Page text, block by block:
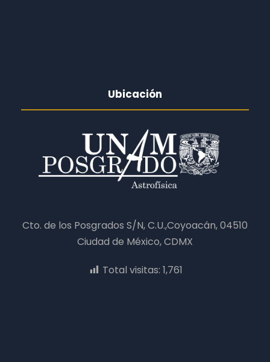
Ubicación
Cto. de los Posgrados S/N, C.U.,Coyoacán, 04510
Ciudad de México, CDMX
Total visitas: 1,761